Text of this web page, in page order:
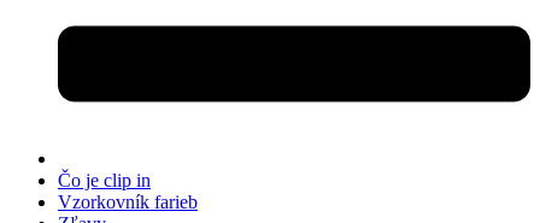
Čo je clip in
Vzorkovník farieb